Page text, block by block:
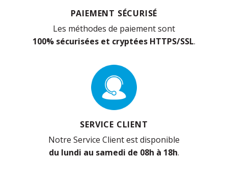
PAIEMENT SÉCURISÉ
Les méthodes de paiement sont
100% sécurisées et cryptées HTTPS/SSL.
SERVICE CLIENT
Notre Service Client est disponible
du lundi au samedi de 08h à 18h.